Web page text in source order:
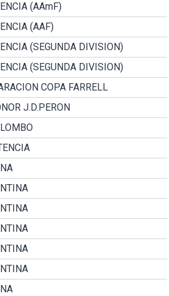
(AAmF)
(AAF)
(SEGUNDA DIVISION)
(SEGUNDA DIVISION)
COPA FARRELL
J.D.PERON